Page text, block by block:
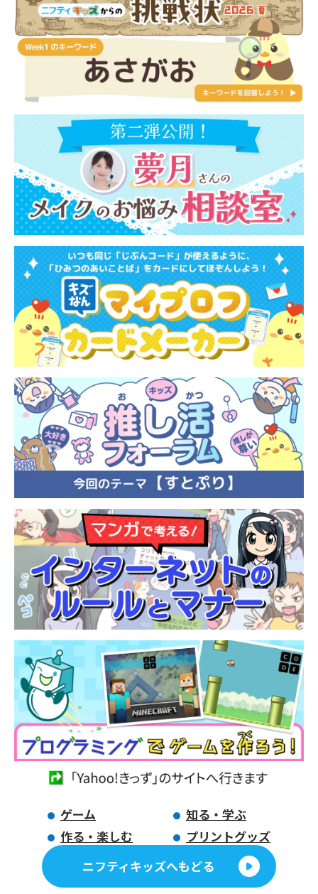
ゲーム
知る・学ぶ
作る・楽しむ
プリントグッズ
ニフティキッズへもどる